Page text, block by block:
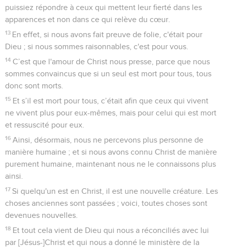
puissiez répondre à ceux qui mettent leur fierté dans les
apparences et non dans ce qui relève du cœur.
13 En effet, si nous avons fait preuve de folie, c'était pour
Dieu ; si nous sommes raisonnables, c'est pour vous.
14 C’est que l'amour de Christ nous presse, parce que nous
sommes convaincus que si un seul est mort pour tous, tous
donc sont morts.
15 Et s’il est mort pour tous, c’était afin que ceux qui vivent
ne vivent plus pour eux-mêmes, mais pour celui qui est mort
et ressuscité pour eux.
16 Ainsi, désormais, nous ne percevons plus personne de
manière humaine ; et si nous avons connu Christ de manière
purement humaine, maintenant nous ne le connaissons plus
ainsi.
17 Si quelqu'un est en Christ, il est une nouvelle créature. Les
choses anciennes sont passées ; voici, toutes choses sont
devenues nouvelles.
18 Et tout cela vient de Dieu qui nous a réconciliés avec lui
par [Jésus-]Christ et qui nous a donné le ministère de la